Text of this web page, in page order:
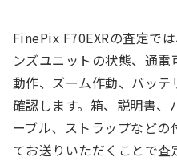
FinePix F70EXRの査定で
ンズユニットの状態、通
動作、ズーム作動、バッ
確認します。箱、説明書
ーブル、ストラップなど
てお送りいただくことで査